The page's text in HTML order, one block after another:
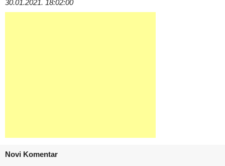
30.01.2021. 18:02:00
Novi Komentar